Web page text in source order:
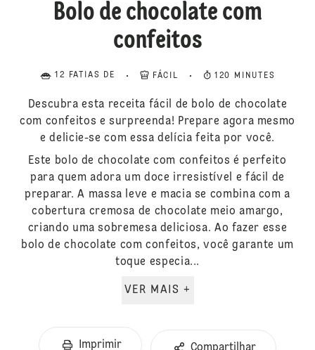
Bolo de chocolate com
confeitos
12 FATIAS DE FÁCIL 120 MINUTES
Descubra esta receita fácil de bolo de chocolate
com confeitos e surpreenda! Prepare agora mesmo
e delicie-se com essa delícia feita por você.
Este bolo de chocolate com confeitos é perfeito
para quem adora um doce irresistível e fácil de
preparar. A massa leve e macia se combina com a
cobertura cremosa de chocolate meio amargo,
criando uma sobremesa deliciosa. Ao fazer esse
bolo de chocolate com confeitos, você garante um
toque especia...
VER MAIS +
Imprimir